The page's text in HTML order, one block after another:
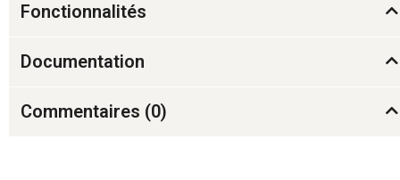
Fonctionnalités
Documentation
Commentaires (0)